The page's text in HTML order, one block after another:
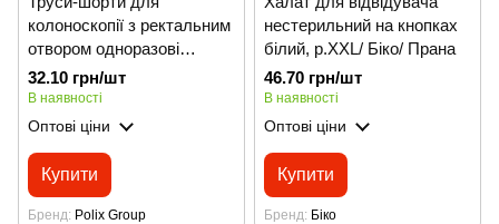
колоноскопії з ректальним
отвором одноразові
нестерильні Polix
PRO&MED, р.XXL
32.10 грн/шт
В наявності
Оптові ціни
Купити
Бренд Polix Group
нестерильний на кнопках
білий, р.ХXL/ Біко/ Прана
46.70 грн/шт
В наявності
Оптові ціни
Купити
Бренд Біко